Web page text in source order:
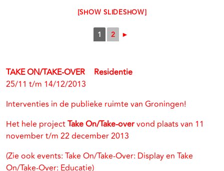
[SHOW SLIDESHOW]
1 2 ►
TAKE ON/TAKE-OVER Residentie
25/11 t/m 14/12/2013
Interventies in de publieke ruimte van Groningen!
Het hele projectTake On/Take-overvond plaats van 11
november t/m 22 december 2013
(Zie ook events: Take On/Take-Over: Display en Take
On/Take-Over: Educatie)